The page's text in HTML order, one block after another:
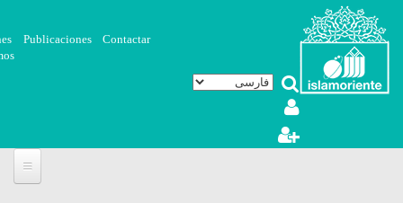
رفتن به محتوای اصلی
Contactar
Publicaciones